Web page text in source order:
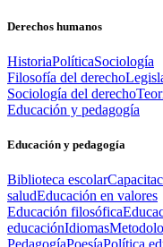
Derechos humanos
HistoriaPolíticaSociología
Filosofía del derecho
Sociología del derecho
Educación y pedagogía
Educación y pedagogía
Biblioteca escolar
saludEducación en valores
Educación filosófica
educaciónIdiomas
PedagogíaPoesíaPolítica